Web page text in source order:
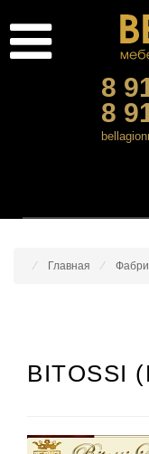
8
8
Главная
BITOSSI